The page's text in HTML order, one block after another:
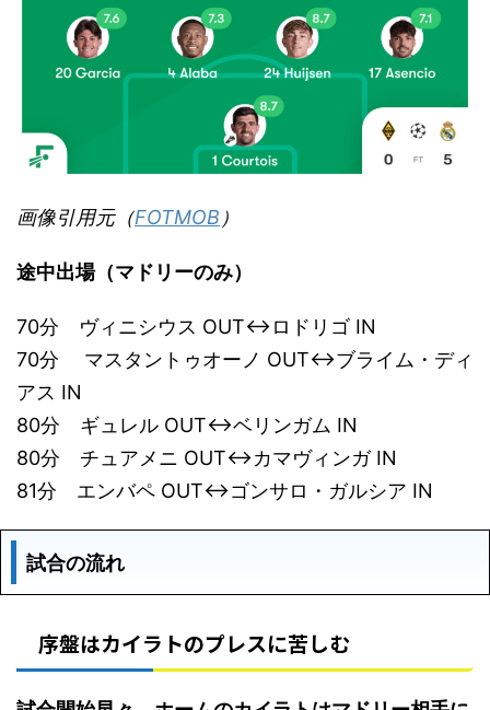
画像引用元（FOTMOB ）
途中出場（マドリーのみ）
70分 ヴィニシウス OUT↔︎ロドリゴ IN
70分 マスタントゥオーノ OUT↔︎ブライム・ディ
アス IN
80分 ギュレル OUT↔︎ベリンガム IN
80分 チュアメニ OUT↔︎カマヴィンガ IN
81分 エンバペ OUT↔︎ゴンサロ・ガルシア IN
試合の流れ
序盤はカイラトのプレスに苦しむ